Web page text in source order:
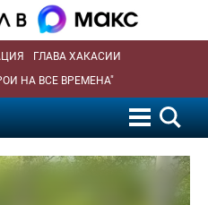
ГЛАВА ХАКАСИИ
НА ВСЕ ВРЕМЕНА"